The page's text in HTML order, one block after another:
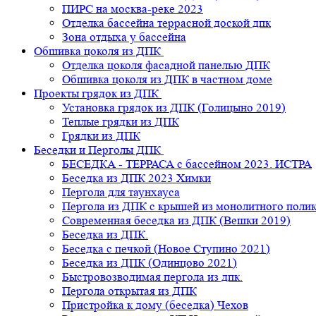
ПИРС на москва-реке 2023
Отделка бассейна террасной доской дпк
Зона отдыха у бассейна
Обшивка цоколя из ДПК
Отделка цоколя фасадной панелью ДПК
Обшивка цоколя из ДПК в частном доме
Проекты грядок из ДПК
Установка грядок из ДПК (Голицыно 2019)
Теплые грядки из ДПК
Грядки из ДПК
Беседки и Перголы ДПК
БЕСЕДКА - ТЕРРАСА с бассейном 2023. ИСТРА
Беседка из ДПК 2023 Химки
Пергола для таунхауса
Пергола из ДПК с крышей из монолитного
Современная беседка из ДПК (Вешки 2019)
Беседка из ДПК.
Беседка с печкой (Новое Ступино 2021)
Беседка из ДПК (Одинцово 2021)
Быстровозводимая пергола из дпк.
Пергола открытая из ДПК
Пристройка к дому (беседка) Чехов